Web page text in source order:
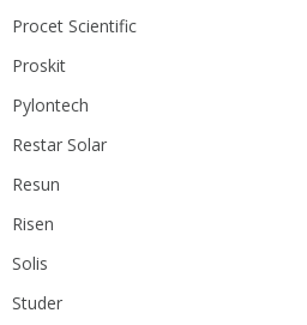
Procet Scientific
Proskit
Pylontech
Restar Solar
Resun
Risen
Solis
Studer